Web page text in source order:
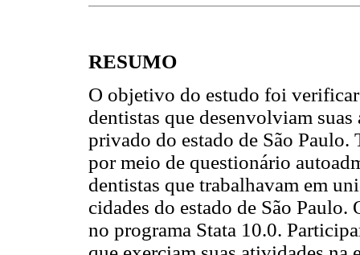
RESUMO
O objetivo do estudo foi
dentistas que desenvolviam
privado do estado de São Paulo.
por meio de questionário
dentistas que trabalhavam em
cidades do estado de São
no programa Stata 10.0.